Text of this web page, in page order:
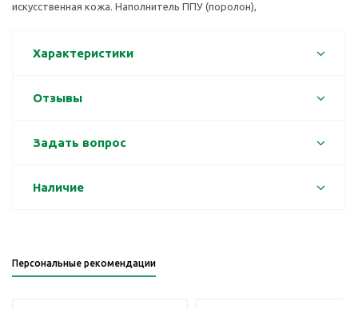
искусственная кожа. Наполнитель ППУ (поролон),
Характеристики
Отзывы
Задать вопрос
Наличие
Персональные рекомендации